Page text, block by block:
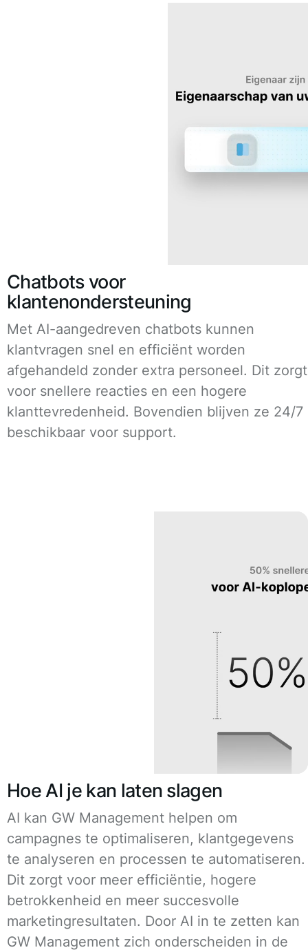
Chatbots voor
klantenondersteuning
Met AI-aangedreven chatbots kunnen
klantvragen snel en efficiënt worden
afgehandeld zonder extra personeel. Dit zorgt
voor snellere reacties en een hogere
klanttevredenheid. Bovendien blijven ze 24/7
beschikbaar voor support.
Hoe AI je kan laten slagen
AI kan GW Management helpen om
campagnes te optimaliseren, klantgegevens
te analyseren en processen te automatiseren.
Dit zorgt voor meer efficiëntie, hogere
betrokkenheid en meer succesvolle
marketingresultaten. Door AI in te zetten kan
GW Management zich onderscheiden in de